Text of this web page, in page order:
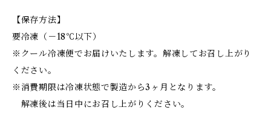
【保存方法】
要冷凍（－18℃以下）
※クール冷凍便でお届けいたします。解凍してお召し上がり
ください。
※消費期限は冷凍状態で製造から3ヶ月となります。
解凍後は当日中にお召し上がりください。